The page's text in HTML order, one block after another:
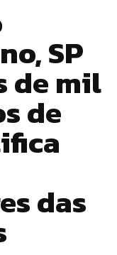
SP
de mil
de
das